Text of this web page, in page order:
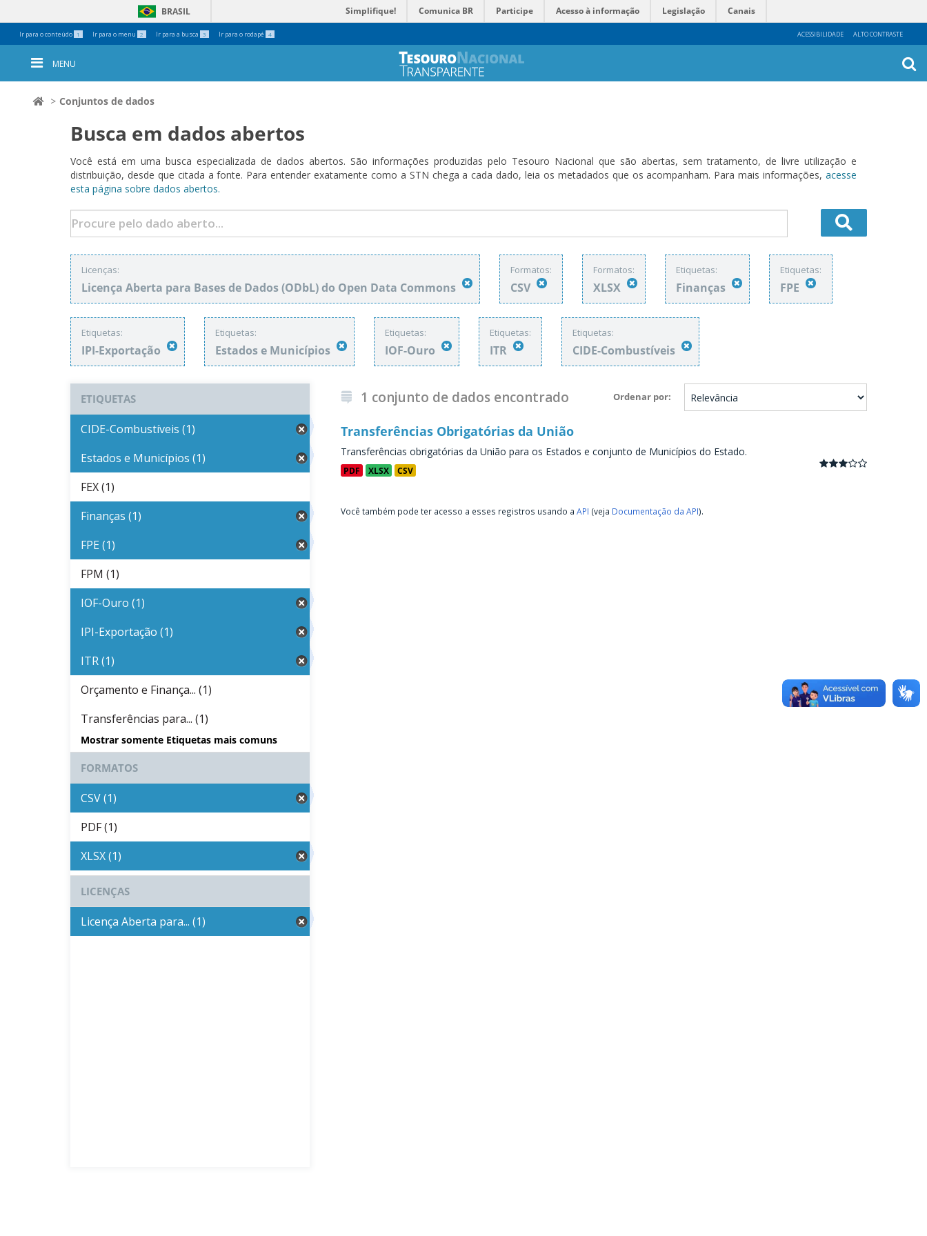
Ir para o conteúdo 1 Ir para o menu 2 Ir para a busca 3 Ir para o rodapé 4 ACESSIBILIDADE ALTO CONTRASTE
BRASIL Simplifique! Comunica BR Participe Acesso à informação Legislação Canais
Ferramentas
Pessoais
MENU
Conjuntos de dados
Busca em dados abertos
Você está em uma busca especializada de dados abertos. São informações produzidas pelo Tesouro Nacional que são abertas, sem tratamento, de livre utilização e
distribuição, desde que citada a fonte. Para entender exatamente como a STN chega a cada dado, leia os metadados que os acompanham. Para mais informações, acesse
esta página sobre dados abertos.
Licenças:
Licença Aberta para Bases de Dados (ODbL) do Open Data Commons
Formatos:
CSV
Formatos:
XLSX
Etiquetas:
Finanças
Etiquetas:
FPE
Etiquetas:
IPI-Exportação
Etiquetas:
Estados e Municípios
Etiquetas:
IOF-Ouro
Etiquetas:
ITR
Etiquetas:
CIDE-Combustíveis
Ordenar por
1 conjunto de dados encontrado
Transferências Obrigatórias da União
Transferências obrigatórias da União para os Estados e conjunto de Municípios do Estado.
PDF XLSX CSV
Você também pode ter acesso a esses registros usando a API (veja Documentação da API).
ETIQUETAS
CIDE-Combustíveis (1)
Estados e Municípios (1)
FEX (1)
Finanças (1)
FPE (1)
FPM (1)
IOF-Ouro (1)
IPI-Exportação (1)
ITR (1)
Orçamento e Finança... (1)
Transferências para... (1)
Mostrar somente Etiquetas mais comuns
FORMATOS
CSV (1)
PDF (1)
XLSX (1)
LICENÇAS
Licença Aberta para... (1)